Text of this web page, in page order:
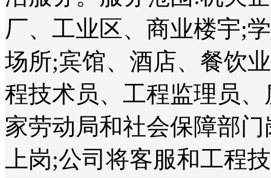
厂、工业区、商业楼宇;
场所;宾馆、酒店、餐饮
程技术员、工程监理员
家劳动局和社会保障部
上岗;公司将客服和工程